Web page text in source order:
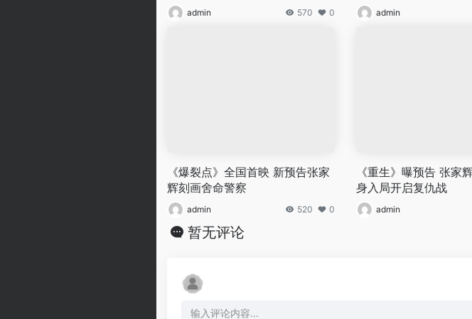
admin 570 0 admin
《爆裂点》全国首映 新预告张家
辉刻画舍命警察
admin 520 0
《重生》曝预告 张家
身入局开启复仇战
admin
暂无评论